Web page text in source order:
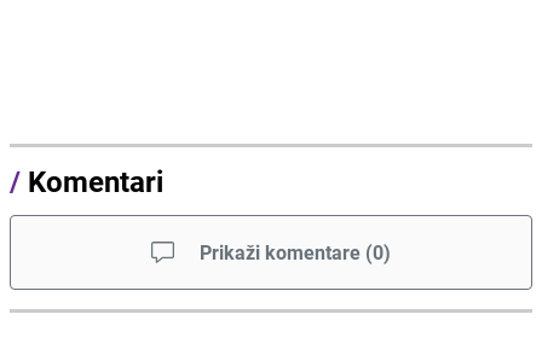
/ Komentari
Prikaži komentare (0)